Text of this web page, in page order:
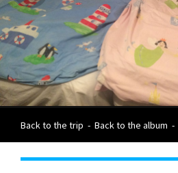
Back to the trip - Back to the album -